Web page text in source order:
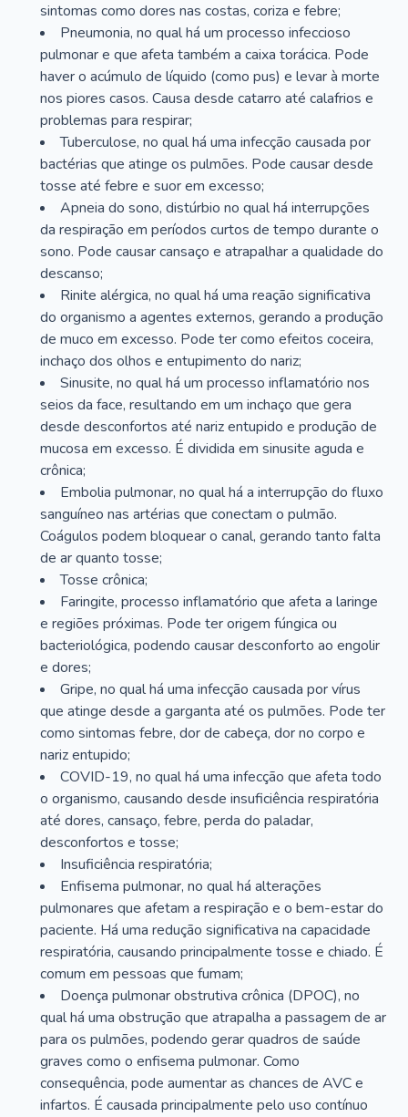
sintomas como dores nas costas, coriza e febre;
Pneumonia, no qual há um processo infeccioso
pulmonar e que afeta também a caixa torácica. Pode
haver o acúmulo de líquido (como pus) e levar à morte
nos piores casos. Causa desde catarro até calafrios e
problemas para respirar;
Tuberculose, no qual há uma infecção causada por
bactérias que atinge os pulmões. Pode causar desde
tosse até febre e suor em excesso;
Apneia do sono, distúrbio no qual há interrupções
da respiração em períodos curtos de tempo durante o
sono. Pode causar cansaço e atrapalhar a qualidade do
descanso;
Rinite alérgica, no qual há uma reação significativa
do organismo a agentes externos, gerando a produção
de muco em excesso. Pode ter como efeitos coceira,
inchaço dos olhos e entupimento do nariz;
Sinusite, no qual há um processo inflamatório nos
seios da face, resultando em um inchaço que gera
desde desconfortos até nariz entupido e produção de
mucosa em excesso. É dividida em sinusite aguda e
crônica;
Embolia pulmonar, no qual há a interrupção do fluxo
sanguíneo nas artérias que conectam o pulmão.
Coágulos podem bloquear o canal, gerando tanto falta
de ar quanto tosse;
Tosse crônica;
Faringite, processo inflamatório que afeta a laringe
e regiões próximas. Pode ter origem fúngica ou
bacteriológica, podendo causar desconforto ao engolir
e dores;
Gripe, no qual há uma infecção causada por vírus
que atinge desde a garganta até os pulmões. Pode ter
como sintomas febre, dor de cabeça, dor no corpo e
nariz entupido;
COVID-19, no qual há uma infecção que afeta todo
o organismo, causando desde insuficiência respiratória
até dores, cansaço, febre, perda do paladar,
desconfortos e tosse;
Insuficiência respiratória;
Enfisema pulmonar, no qual há alterações
pulmonares que afetam a respiração e o bem-estar do
paciente. Há uma redução significativa na capacidade
respiratória, causando principalmente tosse e chiado. É
comum em pessoas que fumam;
Doença pulmonar obstrutiva crônica (DPOC), no
qual há uma obstrução que atrapalha a passagem de ar
para os pulmões, podendo gerar quadros de saúde
graves como o enfisema pulmonar. Como
consequência, pode aumentar as chances de AVC e
infartos. É causada principalmente pelo uso contínuo